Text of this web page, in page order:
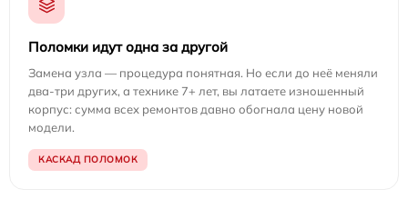
Поломки идут одна за другой
Замена узла — процедура понятная. Но если до неё меняли
два-три других, а технике 7+ лет, вы латаете изношенный
корпус: сумма всех ремонтов давно обогнала цену новой
модели.
КАСКАД ПОЛОМОК